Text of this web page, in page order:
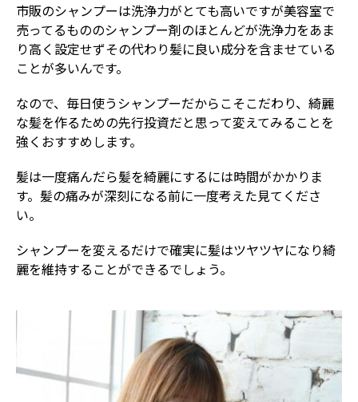
市販のシャンプーは洗浄力がとても高いですが美容室で
売ってるもののシャンプー剤のほとんどが洗浄力をあま
り高く設定せずその代わり髪に良い成分を含ませている
ことが多いんです。
なので、毎日使うシャンプーだからこそこだわり、綺麗
な髪を作るための先行投資だと思って変えてみることを
強くおすすめします。
髪は一度痛んだら髪を綺麗にするには時間がかかりま
す。髪の痛みが深刻になる前に一度考えた見てくださ
い。
シャンプーを変えるだけで確実に髪はツヤツヤになり綺
麗を維持することができるでしょう。